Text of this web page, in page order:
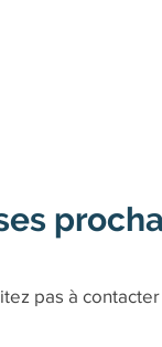
pas à